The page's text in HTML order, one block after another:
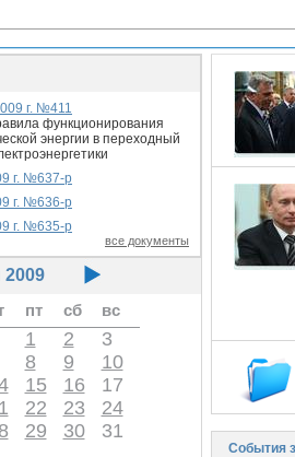
г. №411
функционирования
энергии в переходный
г. №637-р
г. №636-р
г. №635-р
все документы
2009
пт сб вс
1 2
3
8 9
10
15 16
17
22 23
24
29 30 31
События